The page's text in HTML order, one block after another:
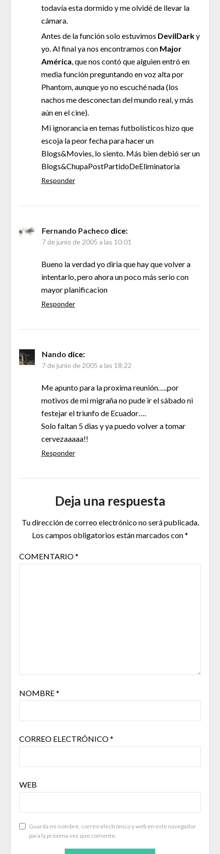
todavía esta dormido y me olvidé de llevar la
cámara.
Antes de la función solo estuvimos DevilDarky
yo. Al final ya nos encontramos con Major
América, que nos contó que alguien entró en
media función preguntando en voz alta por
Phantom, aunque yo no escuché nada (los
nachos me desconectan del mundo real, y más
aún en el cine).
Mi ignorancia en temas futbolísticos hizo que
escoja la peor fecha para hacer un
Blogs&Movies, lo siento. Más bien debió ser un
Blogs&ChupaPostPartidoDeEliminatoria
Responder
Fernando Pacheco dice:
7 de junio de 2005 a las 10:01
Bueno la verdad yo diria que hay que volver a
intentarlo, pero ahora un poco más serio con
mayor planificacion
Responder
Nando dice:
7 de junio de 2005 a las 18:22
Me apunto para la proxima reunión…..por
motivos de mi migraña no pude ir el sábado ni
festejar el triunfo de Ecuador….
Solo faltan 5 dias y ya puedo volver a tomar
cervezaaaaa!!
Responder
Deja una respuesta
Tu dirección de correo electrónico no será publicada.
Los campos obligatorios están marcados con*
COMENTARIO*
NOMBRE*
CORREO ELECTRÓNICO*
WEB
Guarda mi nombre, correo electrónico y web en este navegador
para la próxima vez que comente.